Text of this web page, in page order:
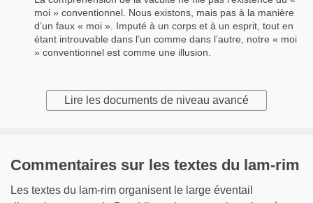
moi » conventionnel. Nous existons, mais pas à la manière
d’un faux « moi ». Imputé à un corps et à un esprit, tout en
étant introuvable dans l’un comme dans l’autre, notre « moi
» conventionnel est comme une illusion.
Lire les documents de niveau avancé
Commentaires sur les textes du lam-rim
Les textes du lam-rim organisent le large éventail